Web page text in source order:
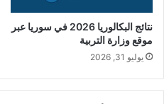
نتائج البكالوريا 2026 في سوريا عبر
موقع وزارة التربية
يوليو 31, 2026